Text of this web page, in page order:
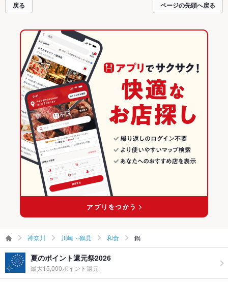
戻る ページの先頭へ戻る
神奈川 川崎・鶴見 和食 鍋
夏のポイント還元祭2026
最大15,000ポイント還元